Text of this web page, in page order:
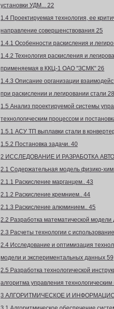
установки УДМ... 22
1.4 Проектируемая технология, ее
направление совершенствования 25
1.4.1 Особенности раскисления и
1.4.2 Технология раскисления и
применяемая в ККЦ-1 ОАО "ЗСМК" 26
1.4.3 Описание организации
при раскислении и легировании стали 28
1.5 Анализ проектируемой системы
технологическим процессом и
1.5.1 АСУ ТП выплавки стали в
1.5.2 Постановка задачи. 40
2 ИССЛЕДОВАНИЕ И РАЗРАБОТКА
2.1 Содержательная модель физико-
2.1.1 Раскисление марганцем.. 43
2.1.2 Раскисление кремнием.. 44
2.1.3 Раскисление алюминием.. 45
2.2 Разработка математической
2.3 Расчеты технологии с
2.4 Исследование и оптимизация
модели и экспериментальных данных 59
2.5 Разработка технологической
алгоритма управления
3 АЛГОРИТМИЧЕСКОЕ И